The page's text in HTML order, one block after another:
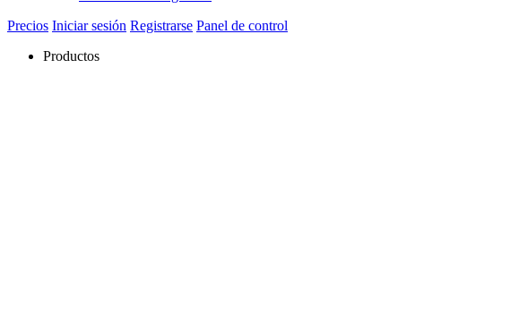
Precios Iniciar sesión Registrarse Panel de control
Productos